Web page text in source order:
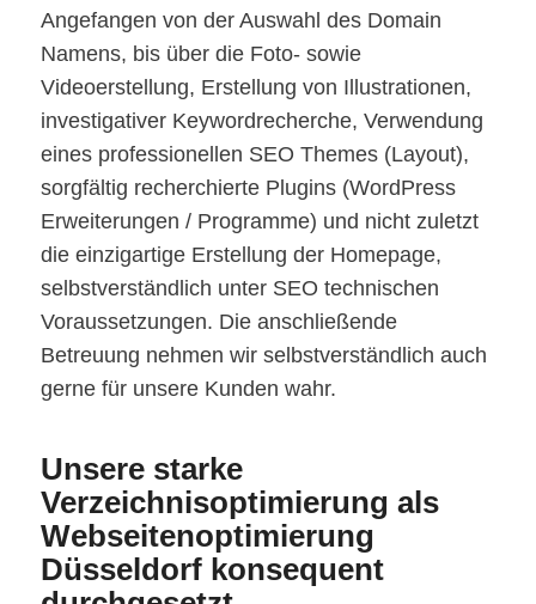
Angefangen von der Auswahl des Domain
Namens, bis über die Foto- sowie
Videoerstellung, Erstellung von Illustrationen,
investigativer Keywordrecherche, Verwendung
eines professionellen SEO Themes (Layout),
sorgfältig recherchierte Plugins (WordPress
Erweiterungen / Programme) und nicht zuletzt
die einzigartige Erstellung der Homepage,
selbstverständlich unter SEO technischen
Voraussetzungen. Die anschließende
Betreuung nehmen wir selbstverständlich auch
gerne für unsere Kunden wahr.
Unsere starke
Verzeichnisoptimierung als
Webseitenoptimierung
Düsseldorf konsequent